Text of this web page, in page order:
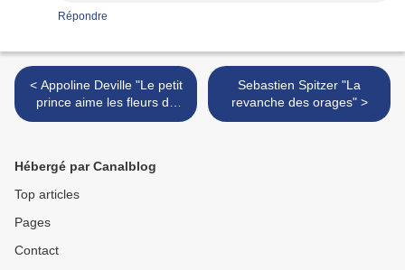
Répondre
< Appoline Deville "Le petit
prince aime les fleurs de
jasmin"
Sebastien Spitzer "La
revanche des orages" >
Hébergé par Canalblog
Top articles
Pages
Contact